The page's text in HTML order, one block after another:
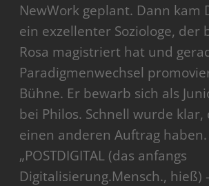
NewWork geplant. Dann kam
ein exzellenter Soziologe, der
Rosa magistriert hat und
Paradigmenwechsel
Bühne. Er bewarb sich als
bei Philos. Schnell wurde klar,
einen anderen Auftrag haben.
„POSTDIGITAL (das anfangs
Digitalisierung.Mensch., hieß)